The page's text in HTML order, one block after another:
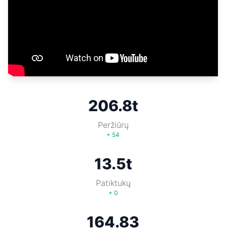
206.8t
Peržiūrų
+ 54
13.5t
Patiktukų
+ 0
164.83